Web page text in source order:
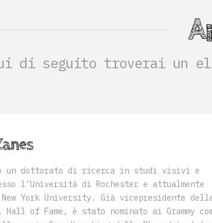
di seguito troverai un
un dottorato di ricerca in studi visivi e
l’Università di Rochester e attualmente
York University. Già vicepresidente
Hall of Fame, è stato nominato ai Grammy